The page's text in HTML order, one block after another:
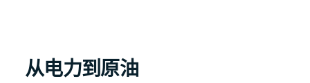
从电力到原油